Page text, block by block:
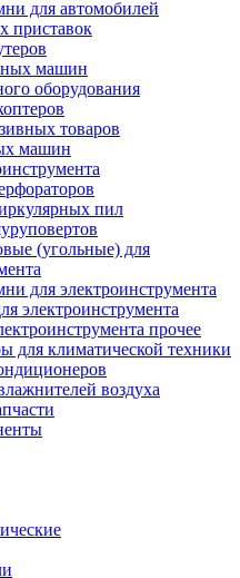
для автомобилей
приставок
машин
оборудования
товаров
машин
пил
(угольные) для
для электроинструмента
электроинструмента
прочее
для климатической техники
воздуха